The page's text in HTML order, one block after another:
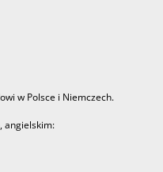
w Polsce i Niemczech.
angielskim: